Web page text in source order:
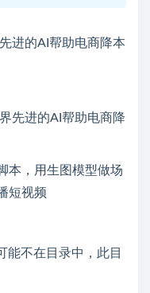
进的AI帮助电商降本
本，用生图模型做场
短视频
能不在目录中，此目